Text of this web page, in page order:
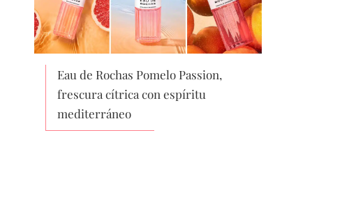
Eau de Rochas Pomelo Passion,
frescura cítrica con espíritu
mediterráneo